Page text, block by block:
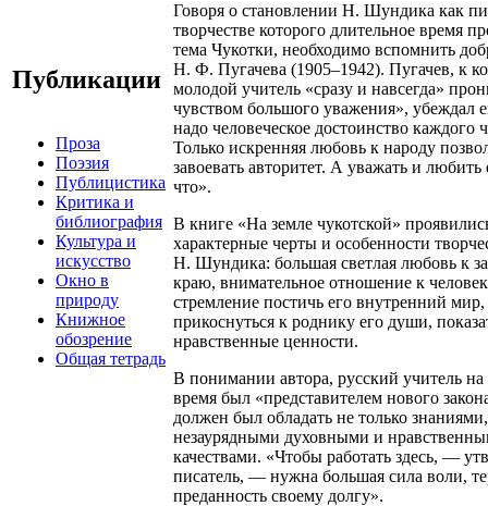
Публикации
Проза
Поэзия
Публицистика
Критика и
библиография
Культура и
искусство
Окно в
природу
Книжное
обозрение
Общая тетрадь
Говоря о становлении Н. Шундика как
творчестве которого длительное время
тема Чукотки, необходимо вспомнить
Н. Ф. Пугачева (1905–1942). Пугачев, к
молодой учитель «сразу и навсегда»
чувством большого уважения», убеждал
надо человеческое достоинство каждого
Только искренняя любовь к народу
завоевать авторитет. А уважать и любить
что».
В книге «На земле чукотской»
характерные черты и особенности
Н. Шундика: большая светлая любовь к
краю, внимательное отношение к
стремление постичь его внутренний мир,
прикоснуться к роднику его души,
нравственные ценности.
В понимании автора, русский учитель на
время был «представителем нового
должен был обладать не только
незаурядными духовными и
качествами. «Чтобы работать здесь, —
писатель, — нужна большая сила воли,
преданность своему долгу».